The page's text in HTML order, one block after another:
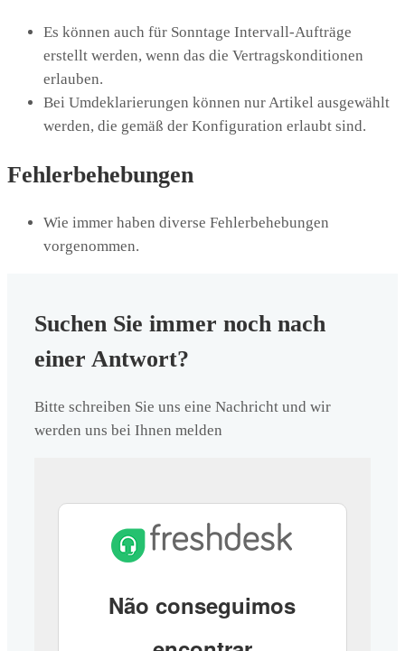
Es können auch für Sonntage Intervall-Aufträge
erstellt werden, wenn das die Vertragskonditionen
erlauben.
Bei Umdeklarierungen können nur Artikel ausgewählt
werden, die gemäß der Konfiguration erlaubt sind.
Fehlerbehebungen
Wie immer haben diverse Fehlerbehebungen
vorgenommen.
Suchen Sie immer noch nach
einer Antwort?
Bitte schreiben Sie uns eine Nachricht und wir
werden uns bei Ihnen melden